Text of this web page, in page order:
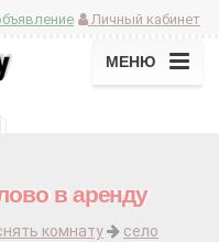
Личный кабинет
МЕНЮ
в аренду
комнату
село